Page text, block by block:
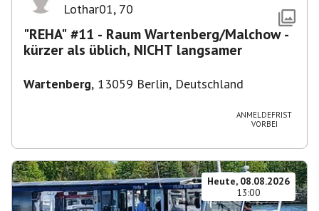
Lothar01, 70
"REHA" #11 - Raum Wartenberg/Malchow -
kürzer als üblich, NICHT langsamer
Wartenberg, 13059 Berlin, Deutschland
ANMELDEFRIST
VORBEI
Heute, 08.08.2026
13:00